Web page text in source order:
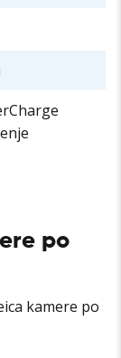
po
kamere po